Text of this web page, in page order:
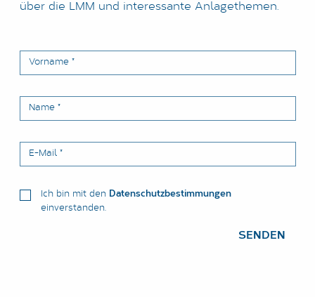
über die LMM und interessante Anlagethemen.
Vorname *
Name *
E-Mail *
Ich bin mit den Datenschutzbestimmungen
einverstanden.
SENDEN